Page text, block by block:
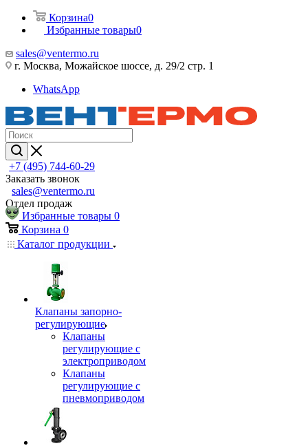
Корзина0
Избранные товары0
sales@ventermo.ru
г. Москва, Можайское шоссе, д. 29/2 стр. 1
WhatsApp
+7 (495) 744-60-29
Заказать звонок
sales@ventermo.ru
Отдел продаж
Избранные товары 0
Корзина 0
Каталог продукции
Клапаны запорно-
регулирующие
Клапаны
регулирующие с
электроприводом
Клапаны
регулирующие с
пневмоприводом